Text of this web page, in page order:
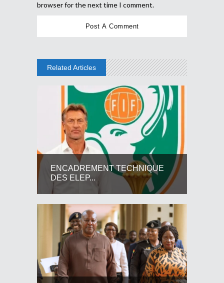
browser for the next time I comment.
Related Articles
ENCADREMENT TECHNIQUE
DES ELEP...